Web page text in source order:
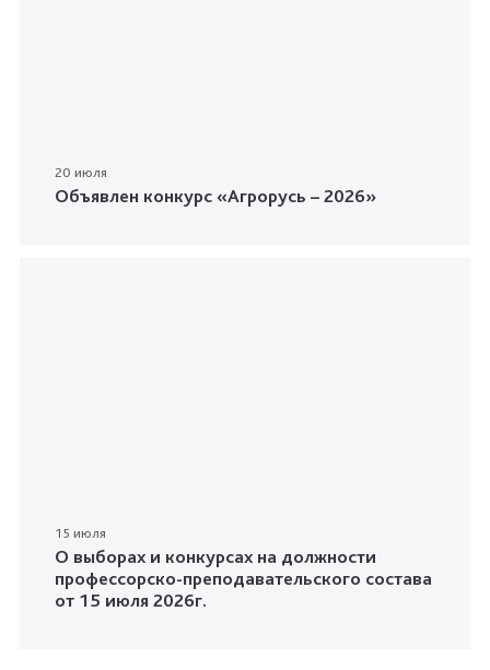
20 июля
Объявлен конкурс «Агрорусь – 2026»
15 июля
О выборах и конкурсах на должности
профессорско-преподавательского состава
от 15 июля 2026г.